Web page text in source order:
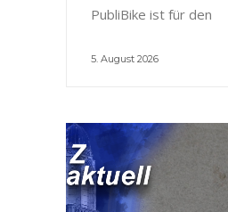
PubliBike ist für den
5. August 2026